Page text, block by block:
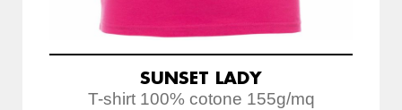
SUNSET LADY
T-shirt 100% cotone 155g/mq